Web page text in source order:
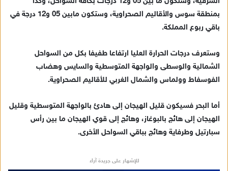
بمنطقة سوس والأقاليم الصحراوية، وستكون مابين 05 و12 درجة في
باقي ربوع المملكة.
وستعرف درجات الحرارة العليا ارتفاعا طفيفا بكل من السواحل
الشمالية والوسطى والواجهة المتوسطية والسايس وهضاب
الفوسفاط وولماس والشمال الغربي للأقاليم الصحراوية.
أما البحر فسيكون قليل الهيجان إلى هادئ بالواجهة المتوسطية وقليل
الهيجان إلى هائج بالبوغاز، وهائج إلى قوي الهيجان ما بين رأس
سبارتيل وطرفاية وهائج بباقي السواحل الأخرى.
للإشهار على جريدة آراء